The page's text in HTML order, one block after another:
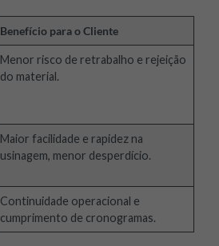
Benefício para o Cliente
Menor risco de retrabalho e rejeição
do material.
Maior facilidade e rapidez na
usinagem, menor desperdício.
Continuidade operacional e
cumprimento de cronogramas.